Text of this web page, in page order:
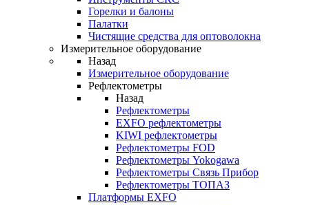
Горелки и балоны
Палатки
Чистящие средства для оптоволокна
Измерительное оборудование
Назад
Измерительное оборудование
Рефлектометры
Назад
Рефлектометры
EXFO рефлектометры
KIWI рефлектометры
Рефлектометры FOD
Рефлектометры Yokogawa
Рефлектометры Связь Прибор
Рефлектометры ТОПАЗ
Платформы EXFO